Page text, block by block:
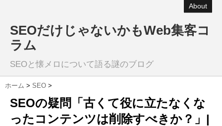
About
SEOだけじゃないかもWeb集客コ
ラム
SEOと懐メロについて語る謎のブログ
ホーム > SEO >
SEOの疑問「古くて役に立たなくな
ったコンテンツは削除すべきか？」|